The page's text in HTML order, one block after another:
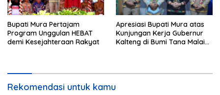
Bupati Mura Pertajam
Program Unggulan HEBAT
demi Kesejahteraan Rakyat
Apresiasi Bupati Mura atas
Kunjungan Kerja Gubernur
Kalteng di Bumi Tana Malai
Rekomendasi untuk kamu